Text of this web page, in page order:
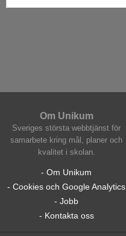
Om Unikum
Sveriges största webbtjänst för
samarbete kring mål, planer och
kvalitet i skolan.
- Om Unikum
- Cookies och Google Analytics
- Jobb
- Kontakta oss